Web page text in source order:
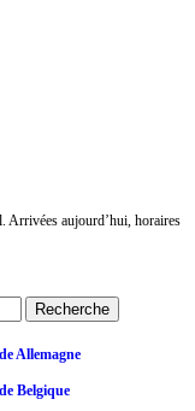
Arrivées aujourd’hui, horaires
Allemagne
Belgique